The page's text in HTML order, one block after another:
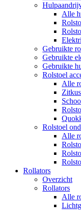
Alle
Gebruikte
Gebruikte
Gebruikte
Rolstoel
Alle
Rolstoel
Alle
Rollators
Overzicht
Rollators
Alle